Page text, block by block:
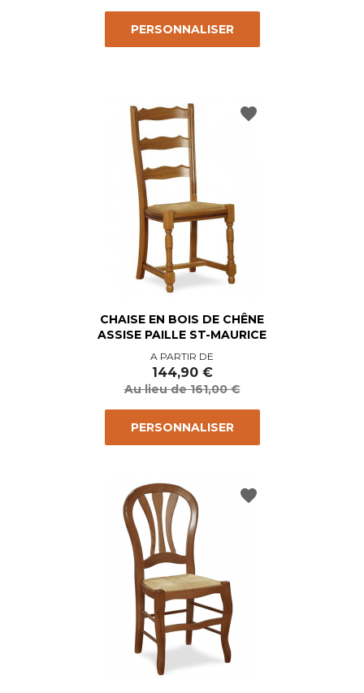
PERSONNALISER
CHAISE EN BOIS DE CHÊNE
ASSISE PAILLE ST-MAURICE
Prix
de
base
Prix
A PARTIR DE
144,90 €
Au lieu de 161,00 €
PERSONNALISER
favorite
favorite